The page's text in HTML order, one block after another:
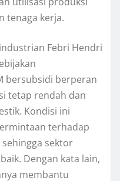
tenaga kerja.
Febri Hendri
bersubsidi berperan
tetap rendah dan
Kondisi ini
terhadap
sektor
Dengan kata lain,
membantu